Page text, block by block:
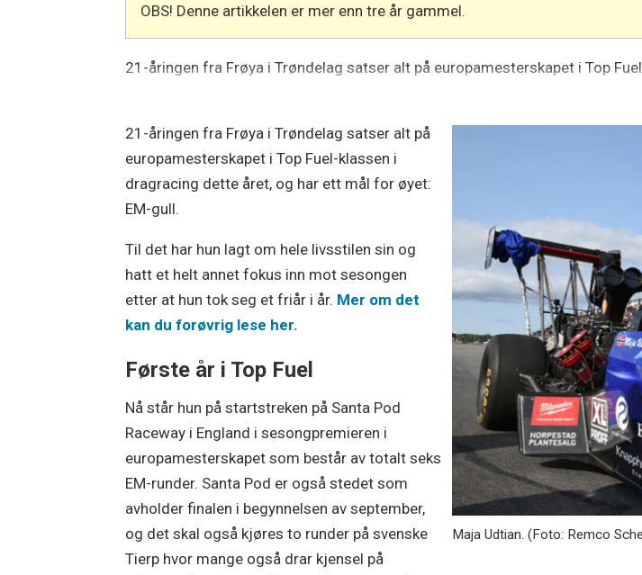
OBS! Denne artikkelen er mer enn tre år gammel.
21-åringen fra Frøya i Trøndelag satser alt på europamesterskapet i Top
Maja Udtian. (Foto: Remco
21-åringen fra Frøya i Trøndelag satser alt på
europamesterskapet i Top Fuel-klassen i
dragracing dette året, og har ett mål for øyet:
EM-gull.
Til det har hun lagt om hele livsstilen sin og
hatt et helt annet fokus inn mot sesongen
etter at hun tok seg et friår i år. Mer om det
kan du forøvrig lese her.
Første år i Top Fuel
Nå står hun på startstreken på Santa Pod
Raceway i England i sesongpremieren i
europamesterskapet som består av totalt seks
EM-runder. Santa Pod er også stedet som
avholder finalen i begynnelsen av september,
og det skal også kjøres to runder på svenske
Tierp hvor mange også drar kjensel på